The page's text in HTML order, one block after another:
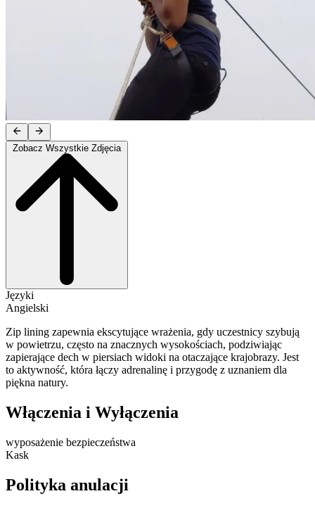
Języki
Angielski
Zip lining zapewnia ekscytujące wrażenia, gdy uczestnicy szybują
w powietrzu, często na znacznych wysokościach, podziwiając
zapierające dech w piersiach widoki na otaczające krajobrazy. Jest
to aktywność, która łączy adrenalinę i przygodę z uznaniem dla
piękna natury.
Włączenia i Wyłączenia
wyposażenie bezpieczeństwa
Kask
Polityka anulacji